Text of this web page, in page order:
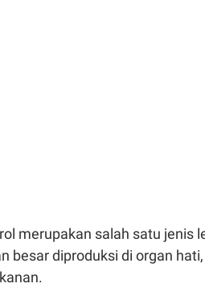
merupakan salah satu jenis
besar diproduksi di organ